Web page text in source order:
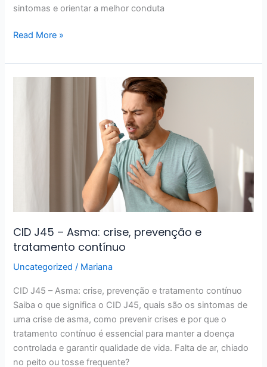
sintomas e orientar a melhor conduta
Read More »
CID J45 – Asma: crise, prevenção e
tratamento contínuo
Uncategorized / Mariana
CID J45 – Asma: crise, prevenção e tratamento contínuo
Saiba o que significa o CID J45, quais são os sintomas de
uma crise de asma, como prevenir crises e por que o
tratamento contínuo é essencial para manter a doença
controlada e garantir qualidade de vida. Falta de ar, chiado
no peito ou tosse frequente?